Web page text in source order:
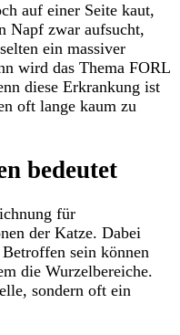
auf einer Seite kaut,
Napf zwar aufsucht,
ein massiver
wird das Thema FORL
diese Erkrankung ist
oft lange kaum zu
bedeutet
für
der Katze. Dabei
sein können
die Wurzelbereiche.
sondern oft ein